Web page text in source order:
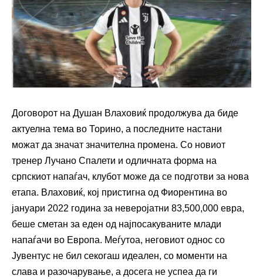
Договорот на Душан Влаховиќ продолжува да биде
актуелна тема во Торино, а последните настани
можат да значат значителна промена. Со новиот
тренер Лучано Спалети и одличната форма на
српскиот напаѓач, клубот може да се подготви за нова
етапа. Влаховиќ, кој пристигна од Фиорентина во
јануари 2022 година за неверојатни 83,500,000 евра,
беше сметан за еден од најпосакуваните млади
напаѓачи во Европа. Меѓутоа, неговиот однос со
Јувентус не бил секогаш идеален, со моменти на
слава и разочарување, а досега не успеа да ги